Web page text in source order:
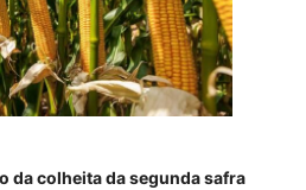
da colheita da segunda safra